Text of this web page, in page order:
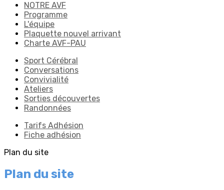
NOTRE AVF
Programme
L'équipe
Plaquette nouvel arrivant
Charte AVF-PAU
Sport Cérébral
Conversations
Convivialité
Ateliers
Sorties découvertes
Randonnées
Tarifs Adhésion
Fiche adhésion
Plan du site
Plan du site